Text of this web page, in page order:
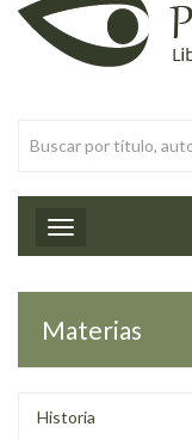
Toggle navigation
Materias
Historia